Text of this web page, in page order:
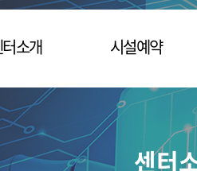
소개
센터소개
주요사업안내
조직구성
시설예약
회의실 신청
고성능 컴퓨터 신
센터